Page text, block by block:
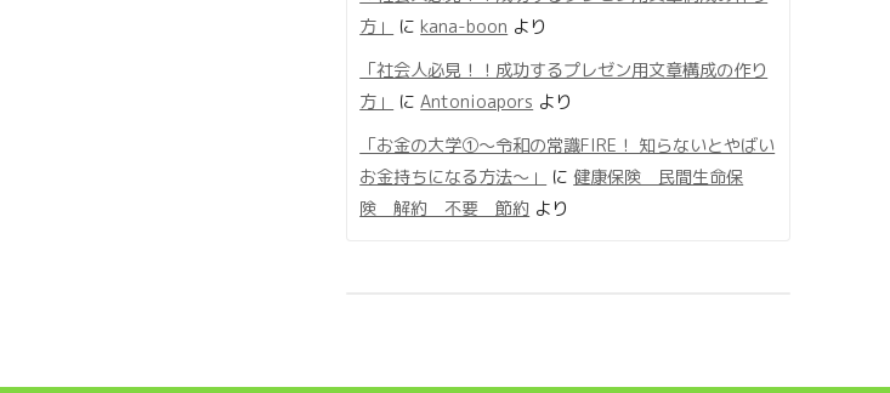
方」
に kana-boon より
「社会人必見！！成功するプレゼン用文章構成の作り
方」
にAntonioapors より
「お金の大学①〜令和の常識FIRE！ 知らないとやばい
お金持ちになる方法〜」
に 健康保険 民間生命保
険 解約 不要 節約 より